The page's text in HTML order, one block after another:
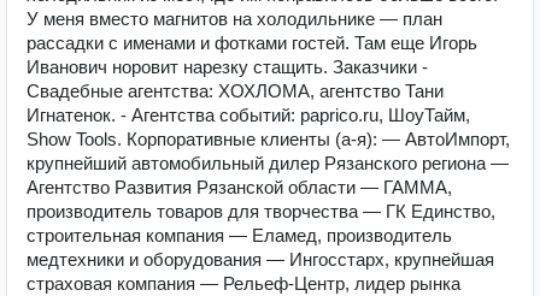
У меня вместо магнитов на холодильнике — план
рассадки с именами и фотками гостей. Там еще Игорь
Иванович норовит нарезку стащить. Заказчики -
Свадебные агентства: ХОХЛОМА, агентство Тани
Игнатенок. - Агентства событий: paprico.ru, ШоуТайм,
Show Tools. Корпоративные клиенты (а-я): — АвтоИмпорт,
крупнейший автомобильный дилер Рязанского региона —
Агентство Развития Рязанской области — ГАММА,
производитель товаров для творчества — ГК Единство,
строительная компания — Еламед, производитель
медтехники и оборудования — Ингосстарх, крупнейшая
страховая компания — Рельеф-Центр, лидер рынка